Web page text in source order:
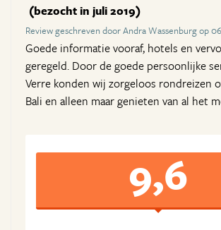
(bezocht in juli 2019)
Review geschreven door Andra Wassenburg op
Goede informatie vooraf, hotels en
geregeld. Door de goede persoonlijke
Verre konden wij zorgeloos rondreizen
Bali en alleen maar genieten van al het
9,6